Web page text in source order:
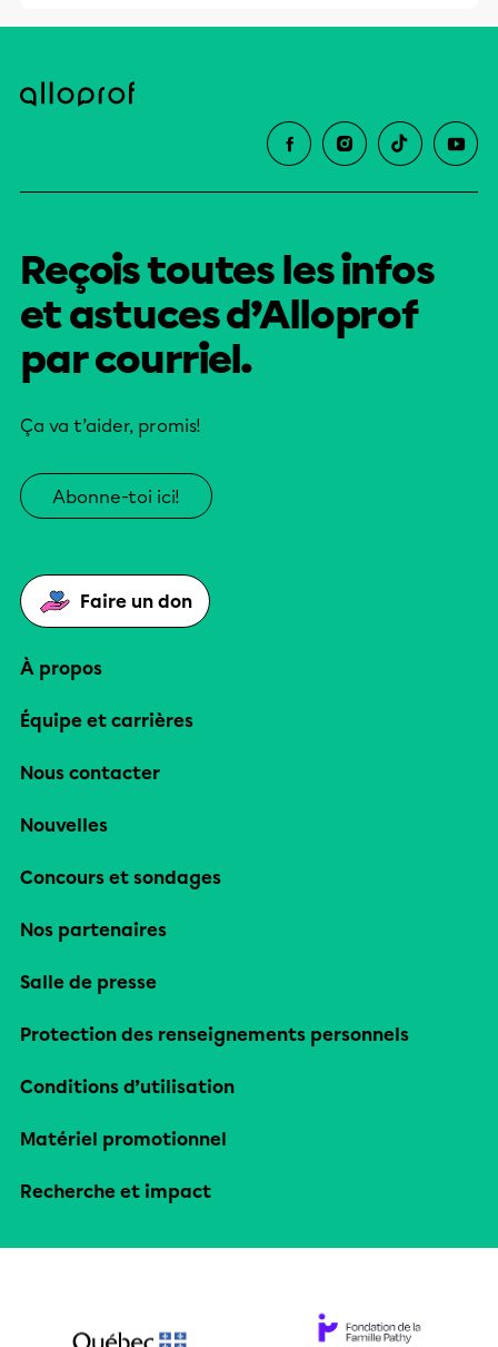
Reçois toutes les infos
et astuces d’Alloprof
par courriel.
Ça va t’aider, promis!
Abonne-toi ici!
Faire un don
À propos
Équipe et carrières
Nous contacter
Nouvelles
Concours et sondages
Nos partenaires
Salle de presse
Protection des renseignements personnels
Conditions d’utilisation
Matériel promotionnel
Recherche et impact